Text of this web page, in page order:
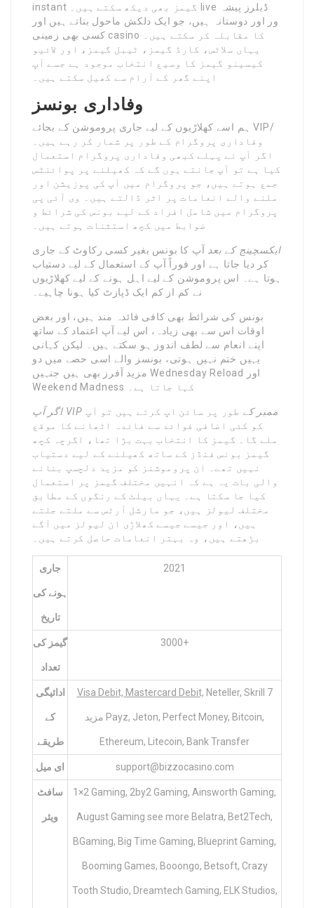
instant گیمز بھی دیکھ سکتے ہیں۔ live ڈیلرز پیشہ
ور اور دوستانہ ہیں، جو ایک دلکش ماحول بناتے ہیں اور
کسی بھی زمینی casino کا مقابلہ کر سکتے ہیں۔
یہاں سلاٹس، کارڈ گیمز، ٹیبل گیمز، اور لائیو
کیسینو گیمز کا وسیع انتخاب موجود ہے جسے آپ
اپنے گھر کے آرام سے کھیل سکتے ہیں۔
وفاداری بونسز
ہم اسے کھلاڑیوں کے لیے جاری پروموشن کے بجائے VIP/
وفاداری پروگرام کے طور پر شمار کر رہے ہیں۔
اگر آپ نے پہلے کبھی وفاداری پروگرام استعمال
کیا ہے تو آپ جانتے ہوں گے کہ کھیلنے پر پوائنٹس
جمع ہوتے ہیں، جو پروگرام میں آپ کی پوزیشن اور
ملنے والے انعامات پر اثر ڈالتے ہیں۔ وی آئی پی
پروگرام میں شامل افراد کے لیے بونس کی شرائط و
ضوابط میں کچھ استثنات ہوتے ہیں۔
ایکسچینج کے بعد آپ کا بونس بغیر کسی رکاوٹ کے جاری
کر دیا جاتا ہے اور فوراً آپ کے استعمال کے لیے دستیاب
ہوتا ہے۔ اس پروموشن کے لیے اہل ہونے کے لیے کھلاڑیوں
نے کم از کم ایک ڈپازٹ کیا ہونا چاہیے۔
بونس کی شرائط بھی کافی فائدہ مند ہیں، اور بعض
اوقات اس سے بھی زیادہ، اس لیے آپ اعتماد کے ساتھ
اپنے انعام سے لطف اندوز ہو سکتے ہیں۔ لیکن کہانی
یہیں ختم نہیں ہوتی، بونسز والے اسی حصے میں دو
مزید آفرز بھی ہیں جنہیں Wednesday Reload اور
Weekend Madness کہا جاتا ہے۔
اگر آپ VIP ممبر کے طور پر سائن اپ کرتے ہیں تو آپ
کو کئی اضافی فوائد سے فائدہ اٹھانے کا موقع
ملے گا۔ گیمز کا انتخاب بہت بڑا تھا، اگرچہ کچھ
گیمز بونس فنڈز کے ساتھ کھیلنے کے لیے دستیاب
نہیں تھے۔ ان پروموشنز کو مزید دلچسپ بنانے
والی بات یہ ہے کہ انہیں مختلف گیمز پر استعمال
کیا جا سکتا ہے۔ یہاں بیلٹ کے رنگوں کے مطابق
مختلف لیولز ہیں، جو مارشل آرٹس سے ملتے جلتے
ہیں، اور جیسے جیسے کھلاڑی ان لیولز میں آگے
بڑھتے ہیں، وہ بہتر انعامات حاصل کرتے ہیں۔
جاری
ہونے کی
تاریخ
2021
گیمز کی
تعداد
3000+
ادائیگی
کے
طریقے
Visa Debit, Mastercard Debit, Neteller, Skrill 7
مزید Payz, Jeton, Perfect Money, Bitcoin,
Ethereum, Litecoin, Bank Transfer
ای میل support@bizzocasino.com
سافٹ
ویئر
1×2 Gaming, 2by2 Gaming, Ainsworth Gaming,
August Gaming see more Belatra, Bet2Tech,
BGaming, Big Time Gaming, Blueprint Gaming,
Booming Games, Booongo, Betsoft, Crazy
Tooth Studio, Dreamtech Gaming, ELK Studios,